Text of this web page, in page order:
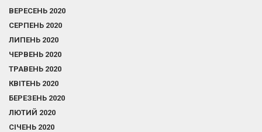
ВЕРЕСЕНЬ 2020
СЕРПЕНЬ 2020
ЛИПЕНЬ 2020
ЧЕРВЕНЬ 2020
ТРАВЕНЬ 2020
КВІТЕНЬ 2020
БЕРЕЗЕНЬ 2020
ЛЮТИЙ 2020
СІЧЕНЬ 2020